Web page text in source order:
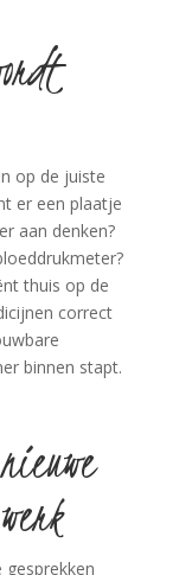
op de juiste
er een plaatje
aan denken?
thuis op de
correct
binnen stapt.
gesprekken